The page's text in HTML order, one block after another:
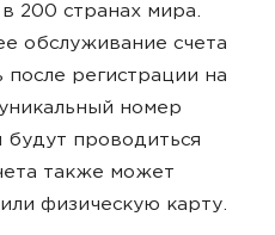
200 странах мира.
обслуживание счета
после регистрации на
номер
проводиться
также может
физическую карту.